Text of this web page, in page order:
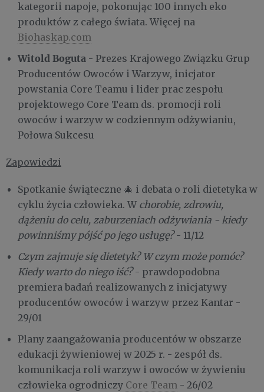
kategorii napoje, pokonując 100 innych eko
produktów z całego świata. Więcej na
Biohaskap.com
Witold Boguta - Prezes Krajowego Związku Grup
Producentów Owoców i Warzyw, inicjator
powstania Core Teamu i lider prac zespołu
projektowego Core Team ds. promocji roli
owoców i warzyw w codziennym odżywianiu,
Połowa Sukcesu
Zapowiedzi
Spotkanie świąteczne 🎄 i debata o roli dietetyka w
cyklu życia człowieka. W chorobie, zdrowiu,
dążeniu do celu, zaburzeniach odżywiania - kiedy
powinniśmy pójść po jego usługę?- 11/12
Czym zajmuje się dietetyk? W czym może pomóc?
Kiedy warto do niego iść?- prawdopodobna
premiera badań realizowanych z inicjatywy
producentów owoców i warzyw przez Kantar -
29/01
Plany zaangażowania producentów w obszarze
edukacji żywieniowej w 2025 r. - zespół ds.
komunikacja roli warzyw i owoców w żywieniu
człowieka ogrodniczy Core Team - 26/02